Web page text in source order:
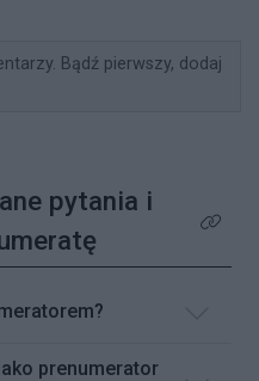
Bądź pierwszy, dodaj
pytania i
Kliknij
prenumerator